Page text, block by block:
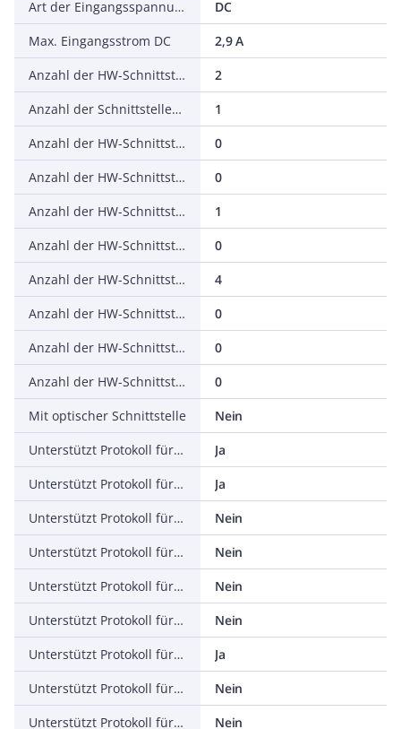
Art der Eingangsspannung
DC
Max. Eingangsstrom DC
2,9 A
Anzahl der HW-Schnittstellen Industrial Ethernet
2
Anzahl der Schnittstellen PROFINET
1
Anzahl der HW-Schnittstellen seriell RS-232
0
Anzahl der HW-Schnittstellen seriell RS-422
0
Anzahl der HW-Schnittstellen seriell RS-485
1
Anzahl der HW-Schnittstellen seriell TTY
0
Anzahl der HW-Schnittstellen USB
4
Anzahl der HW-Schnittstellen parallel
0
Anzahl der HW-Schnittstellen Wireless
0
Anzahl der HW-Schnittstellen sonstige
0
Mit optischer Schnittstelle
Nein
Unterstützt Protokoll für TCP/IP
Ja
Unterstützt Protokoll für PROFIBUS
Ja
Unterstützt Protokoll für CAN
Nein
Unterstützt Protokoll für INTERBUS
Nein
Unterstützt Protokoll für ASI
Nein
Unterstützt Protokoll für KNX
Nein
Unterstützt Protokoll für Modbus
Ja
Unterstützt Protokoll für Data-Highway
Nein
Unterstützt Protokoll für DeviceNet
Nein